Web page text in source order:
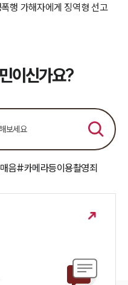
행 가해자에게 징역형 선고
이신가요?
음#카메라등이용촬영죄